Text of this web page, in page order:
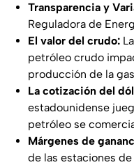
Transparencia y
Reguladora de
El valor del crudo:
petróleo crudo
producción de la
La cotización del
estadounidense
petróleo se
Márgenes de
de las estaciones